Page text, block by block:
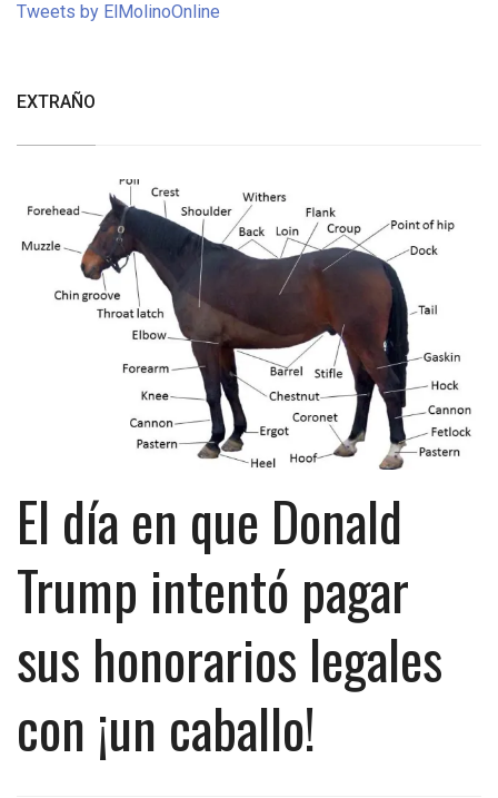
Tweets by ElMolinoOnline
EXTRAÑO
El día en que Donald
Trump intentó pagar
sus honorarios legales
con ¡un caballo!